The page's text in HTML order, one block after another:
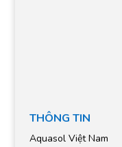
THÔNG TIN
Aquasol Việt Nam